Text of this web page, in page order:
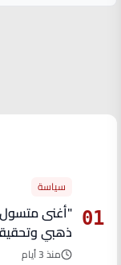
01
سياسة
ذهبي
منذ 3 أيام